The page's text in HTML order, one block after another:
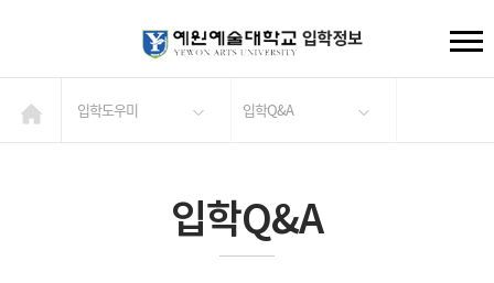
입학도우미 입학Q&A
입학Q&A